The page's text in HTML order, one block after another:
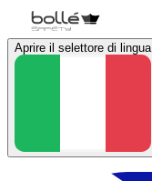
Aprire il selettore di lingua